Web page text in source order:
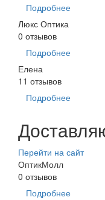
Подробнее
Люкс Оптика
0 отзывов
Подробнее
Елена
11 отзывов
Подробнее
Перейти на сайт
ОптикМолл
0 отзывов
Подробнее